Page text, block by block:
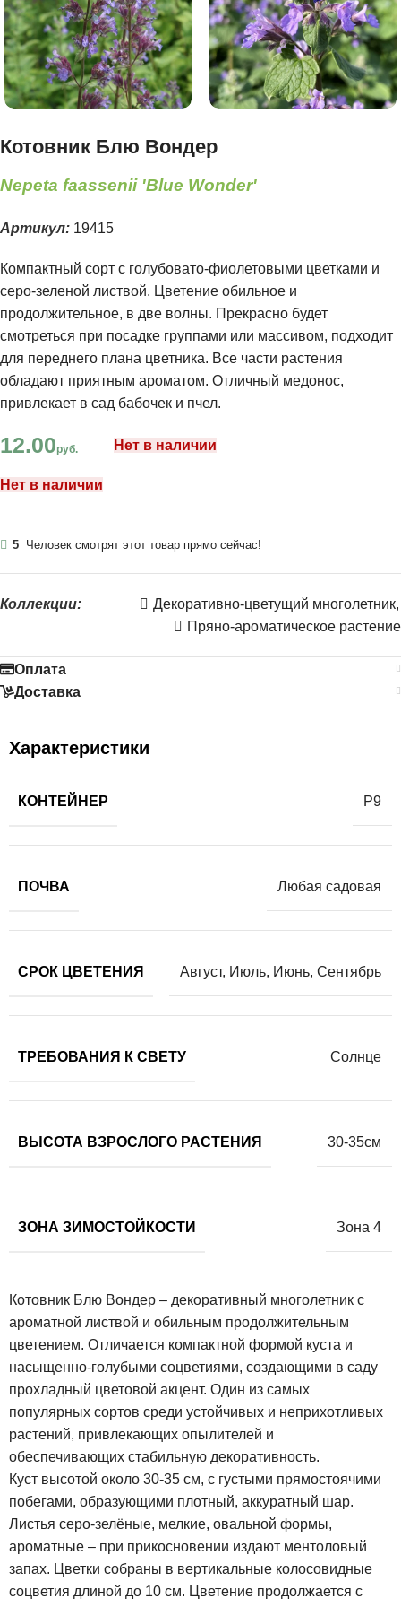
Котовник Блю Вондер
Nepeta faassenii 'Blue Wonder'
Артикул: 19415
Компактный сорт с голубовато-фиолетовыми цветками и
серо-зеленой листвой. Цветение обильное и
продолжительное, в две волны. Прекрасно будет
смотреться при посадке группами или массивом, подходит
для переднего плана цветника. Все части растения
обладают приятным ароматом. Отличный медонос,
привлекает в сад бабочек и пчел.
12.00руб. Нет в наличии
Нет в наличии
5 Человек смотрят этот товар прямо сейчас!
Коллекции: Декоративно-цветущий многолетник,
Пряно-ароматическое растение
Оплата
Доставка
Характеристики
КОНТЕЙНЕР Р9
ПОЧВА Любая садовая
СРОК ЦВЕТЕНИЯ Август, Июль, Июнь, Сентябрь
ТРЕБОВАНИЯ К СВЕТУ Солнце
ВЫСОТА ВЗРОСЛОГО РАСТЕНИЯ 30-35см
ЗОНА ЗИМОСТОЙКОСТИ Зона 4
Котовник Блю Вондер – декоративный многолетник с
ароматной листвой и обильным продолжительным
цветением. Отличается компактной формой куста и
насыщенно-голубыми соцветиями, создающими в саду
прохладный цветовой акцент. Один из самых
популярных сортов среди устойчивых и неприхотливых
растений, привлекающих опылителей и
обеспечивающих стабильную декоративность.
Куст высотой около 30-35 см, с густыми прямостоячими
побегами, образующими плотный, аккуратный шар.
Листья серо-зелёные, мелкие, овальной формы,
ароматные – при прикосновении издают ментоловый
запах. Цветки собраны в вертикальные колосовидные
соцветия длиной до 10 см. Цветение продолжается с